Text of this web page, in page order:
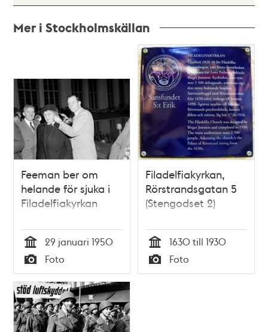
Mer i Stockholmskällan
och
teman
Feeman ber om
helande för sjuka i
Filadelfiakyrkan
Tid
29 januari 1950
Typ
Foto
Filadelfiakyrkan,
Rörstrandsgatan 5
(Stengodset 2)
Tid
1630 till 1930
Typ
Foto